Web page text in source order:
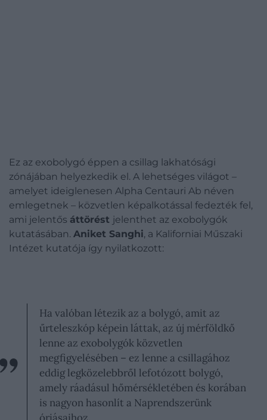
Ez az exobolygó éppen a csillag lakhatósági
zónájában helyezkedik el. A lehetséges világot –
amelyet ideiglenesen Alpha Centauri Ab néven
emlegetnek – közvetlen képalkotással fedezték fel,
ami jelentős áttörést jelenthet az exobolygók
kutatásában. Aniket Sanghi, a Kaliforniai Műszaki
Intézet kutatója így nyilatkozott:
Ha valóban létezik az a bolygó, amit az
űrteleszkóp képein láttak, az új mérföldkő
lenne az exobolygók közvetlen
megfigyelésében – ez lenne a csillagához
eddig legközelebbről lefotózott bolygó,
amely ráadásul hőmérsékletében és korában
is nagyon hasonlít a Naprendszerünk